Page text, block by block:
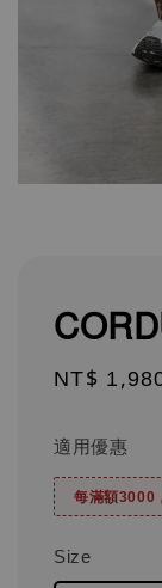
Sale
NT$
適用優惠
每滿額3000
Size